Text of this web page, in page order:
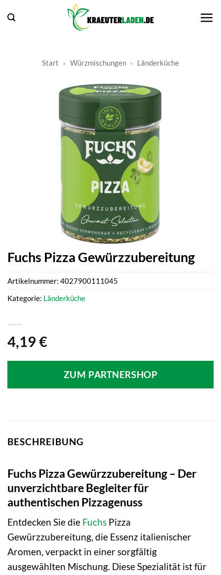
Inhalt
Start » Würzmischungen » Länderküche
Fuchs Pizza Gewürzzubereitung
4,19 €
ZUM PARTNERSHOP
Artikelnummer: 4027900111045
Kategorie: Länderküche
BESCHREIBUNG
Fuchs Pizza Gewürzzubereitung – Der
unverzichtbare Begleiter für
authentischen Pizzagenuss
Entdecken Sie die Fuchs Pizza
Gewürzzubereitung, die Essenz italienischer
Aromen, verpackt in einer sorgfältig
ausgewählten Mischung. Diese Spezialität ist für